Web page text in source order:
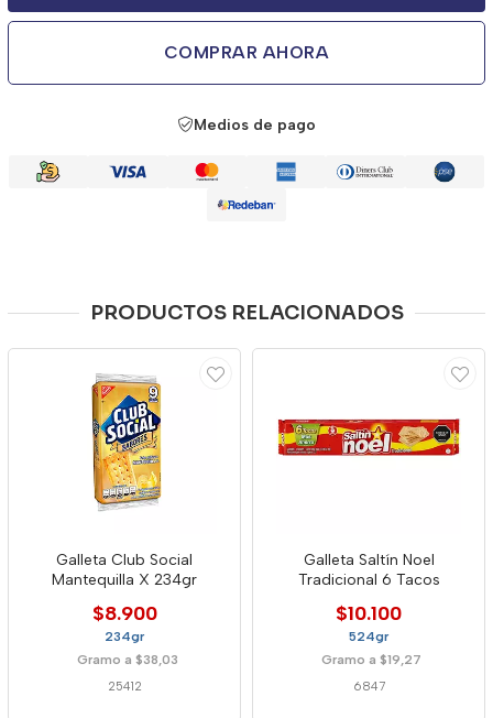
COMPRAR AHORA
Medios de pago
PRODUCTOS RELACIONADOS
Galleta Club Social
Mantequilla X 234gr
$8.900
234gr
Gramo a $38,03
25412
Galleta Saltín Noel
Tradicional 6 Tacos
$10.100
524gr
Gramo a $19,27
6847